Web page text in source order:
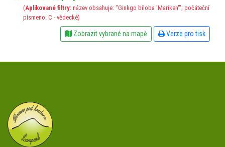
(Aplikované filtry: název obsahuje: "Ginkgo biloba 'Mariken'"; počáteční
písmeno: C - vědecké)
Zobrazit vybrané na mapě Verze pro tisk